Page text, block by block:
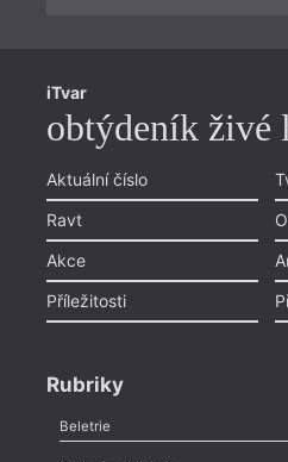
iTvar
obtýdeník živé
Aktuální číslo
Ravt
Akce
Příležitosti
Rubriky
Beletrie